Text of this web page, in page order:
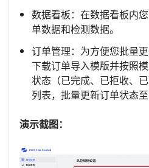
数据看板：在数据看板内
单数据和检测数据。
订单管理：为方便您批量
下载订单导入模版并按照
状态（已完成、已拒收、
列表，批量更新订单状态
演示截图：